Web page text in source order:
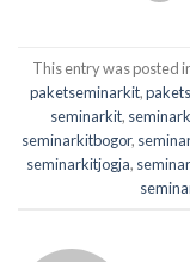
This entry was posted
paketseminarkit,
seminarkit,
seminarkitbogor,
seminarkitjogja,